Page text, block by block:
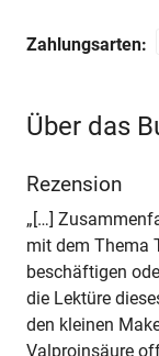
Zahlungsarten:
Über das
Rezension
„[…]
mit dem Thema
beschäftigen
die Lektüre
den kleinen
Valproinsäure